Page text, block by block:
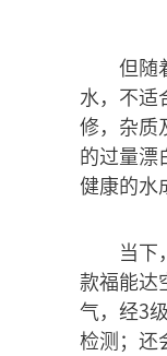
但随
水，不适
修，杂质
的过量漂
健康的水
当下
款福能达
气，经3
检测；还